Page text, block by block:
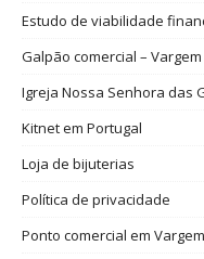
Estudo de viabilidade
Galpão comercial –
Igreja Nossa Senhora das
Kitnet em Portugal
Loja de bijuterias
Política de privacidade
Ponto comercial em